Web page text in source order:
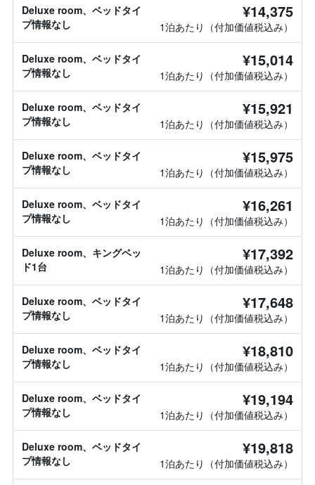
Deluxe room、ベッドタイ
プ情報なし
¥14,375
1泊あたり（付加価値税込み）
Deluxe room、ベッドタイ
プ情報なし
¥15,014
1泊あたり（付加価値税込み）
Deluxe room、ベッドタイ
プ情報なし
¥15,921
1泊あたり（付加価値税込み）
Deluxe room、ベッドタイ
プ情報なし
¥15,975
1泊あたり（付加価値税込み）
Deluxe room、ベッドタイ
プ情報なし
¥16,261
1泊あたり（付加価値税込み）
Deluxe room、キングベッ
ド1台
¥17,392
1泊あたり（付加価値税込み）
Deluxe room、ベッドタイ
プ情報なし
¥17,648
1泊あたり（付加価値税込み）
Deluxe room、ベッドタイ
プ情報なし
¥18,810
1泊あたり（付加価値税込み）
Deluxe room、ベッドタイ
プ情報なし
¥19,194
1泊あたり（付加価値税込み）
Deluxe room、ベッドタイ
プ情報なし
¥19,818
1泊あたり（付加価値税込み）